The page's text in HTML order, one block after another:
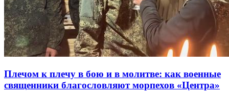
Плечом к плечу в бою и в молитве: как военные
священники благословляют морпехов «Центра»